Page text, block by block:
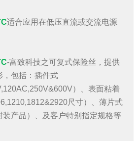
适合应用在低压直流或交流电源
-富致科技之可复式保险丝，提供
，包括：插件式
）、表面粘着
尺寸）、薄片式
装产品）、及客户特别指定规格等